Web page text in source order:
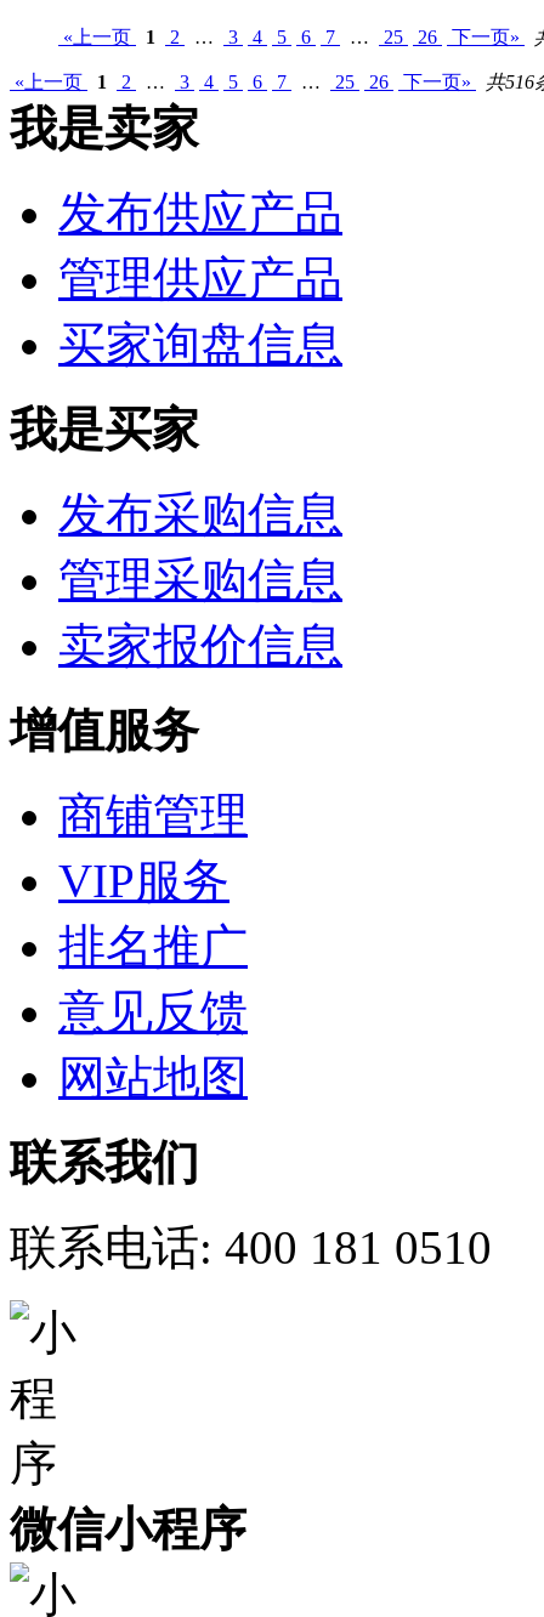
«上一页 1 2 … 3 4 5 6 7 … 25 26 下一页»
«上一页 1 2 … 3 4 5 6 7 … 25 26 下一页» 共516
我是卖家
发布供应产品
管理供应产品
买家询盘信息
我是买家
发布采购信息
管理采购信息
卖家报价信息
增值服务
商铺管理
VIP服务
排名推广
意见反馈
网站地图
联系我们
联系电话: 400 181 0510
微信小程序